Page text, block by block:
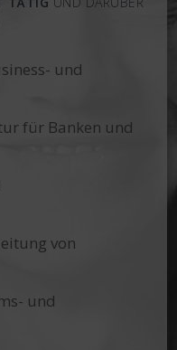
und
für Banken und
von
und